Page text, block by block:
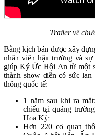
Trailer về
Bằng kịch bản được xây
nhân viên hậu trường và
giúp Ký Ức Hội An từ một
thành show diễn có sức lan
thông quốc tế:
1 năm sau khi ra
chiếu tại quảng
Hoa Kỳ;
Hơn 220 cơ quan